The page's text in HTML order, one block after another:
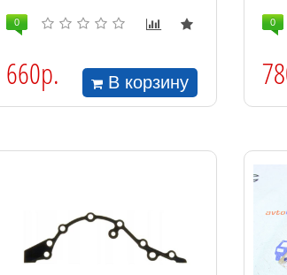
0
660р. В корзину
0